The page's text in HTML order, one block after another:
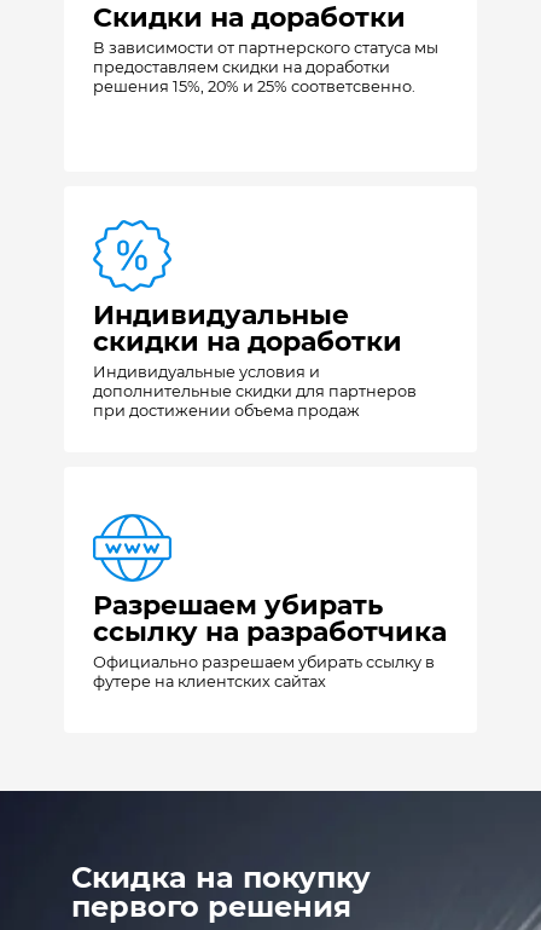
Скидки на доработки
В зависимости от партнерского статуса мы
предоставляем скидки на доработки
решения 15%, 20% и 25% соответсвенно.
Индивидуальные
скидки на доработки
Индивидуальные условия и
дополнительные скидки для партнеров
при достижении объема продаж
Разрешаем убирать
ссылку на разработчика
Официально разрешаем убирать ссылку в
футере на клиентских сайтах
Скидка на покупку
первого решения